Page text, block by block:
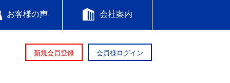
お客様の声 会社案内
新規会員登録 会員様ログイン